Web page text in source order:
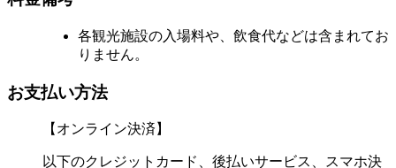
各観光施設の入場料や、飲食代などは含まれてお
りません。
お支払い方法
【オンライン決済】
以下のクレジットカード、後払いサービス、スマホ決